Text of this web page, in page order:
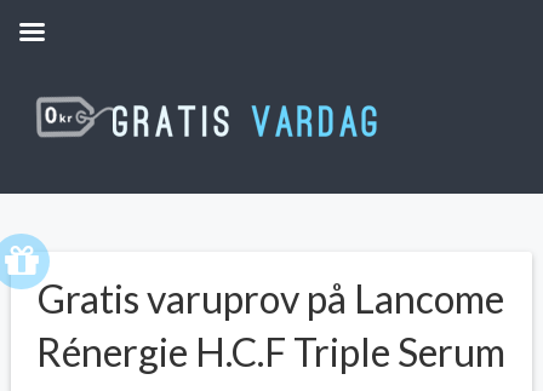
Gratis varuprov på Lancome
Rénergie H.C.F Triple Serum